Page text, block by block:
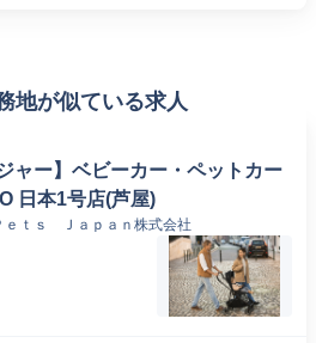
地が似ている求人
ャー】ベビーカー・ペットカー
日本1号店(芦屋)
ｔｓ Ｊａｐａｎ株式会社